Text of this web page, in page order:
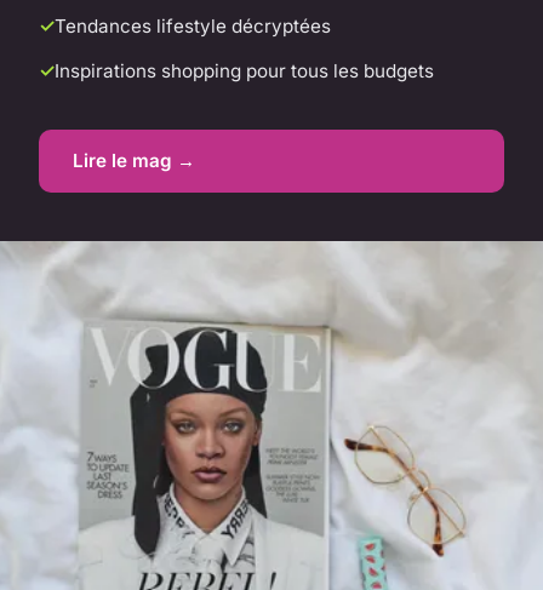
Tendances lifestyle décryptées
Inspirations shopping pour tous les budgets
Lire le mag →